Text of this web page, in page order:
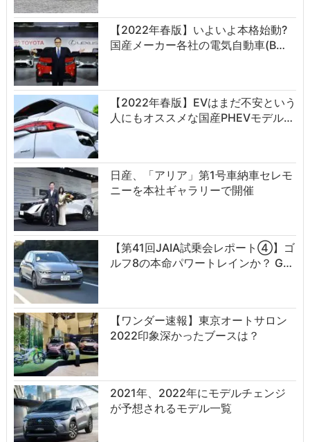
【2022年春版】いよいよ本格始動?
国産メーカー各社の電気自動車(B…
【2022年春版】EVはまだ不安という
人にもオススメな国産PHEVモデル…
日産、「アリア」第1号車納車セレモ
ニーを本社ギャラリーで開催
【第41回JAIA試乗会レポート④】ゴ
ルフ8の本命パワートレインか？ G…
【ワンダー速報】東京オートサロン
2022印象深かったブースは？
2021年、2022年にモデルチェンジ
が予想されるモデル一覧